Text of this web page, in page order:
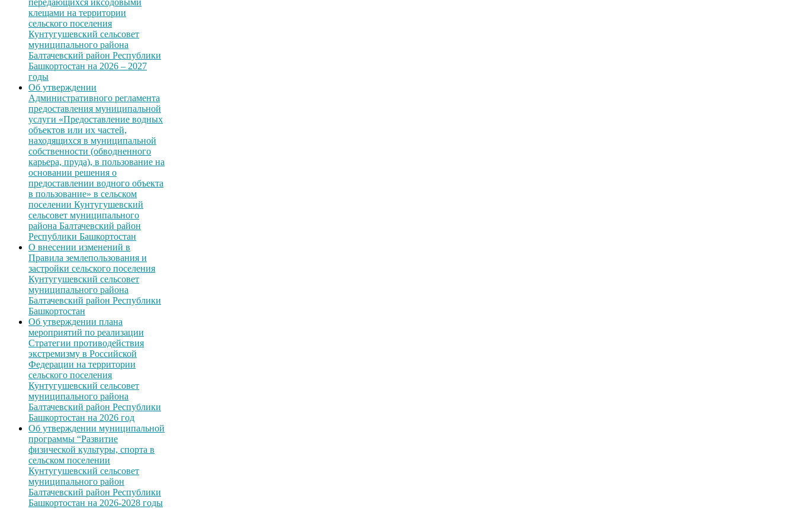
передающихся иксодовыми
клещами на территории
сельского поселения
Кунтугушевский сельсовет
муниципального района
Балтачевский район Республики
Башкортостан на 2026 – 2027
годы
Об утверждении
Административного регламента
предоставления муниципальной
услуги «Предоставление водных
объектов или их частей,
находящихся в муниципальной
собственности (обводненного
карьера, пруда), в пользование на
основании решения о
предоставлении водного объекта
в пользование» в сельском
поселении Кунтугушевский
сельсовет муниципального
района Балтачевский район
Республики Башкортостан
О внесении изменений в
Правила землепользования и
застройки сельского поселения
Кунтугушевский сельсовет
муниципального района
Балтачевский район Республики
Башкортостан
Об утверждении плана
мероприятий по реализации
Стратегии противодействия
экстремизму в Российской
Федерации на территории
сельского поселения
Кунтугушевский сельсовет
муниципального района
Балтачевский район Республики
Башкортостан на 2026 год
Об утверждении муниципальной
программы “Развитие
физической культуры, спорта в
сельском поселении
Кунтугушевский сельсовет
муниципального район
Балтачевский район Республики
Башкортостан на 2026-2028 годы